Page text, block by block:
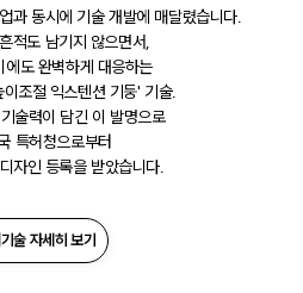
과 동시에 기술 개발에 매달렸습니다.
적도 남기지 않으면서,
에도 완벽하게 대응하는
조절 익스텐션 기둥' 기술.
술력이 담긴 이 발명으로
특허청으로부터
자인 등록을 받았습니다.
술 자세히 보기